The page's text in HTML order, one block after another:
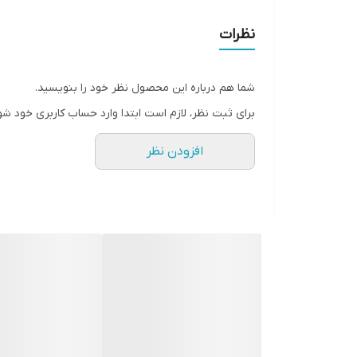
نظرات
شما هم درباره این محصول نظر خود را بنویسید.
برای ثبت نظر، لازم است ابتدا وارد حساب کاربری خود
افزودن نظر